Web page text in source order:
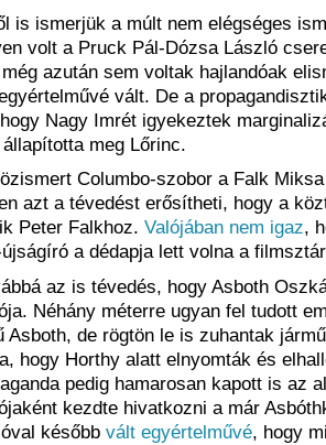
is ismerjük a múlt nem elégséges
volt a Pruck Pál-Dózsa László
azután sem voltak hajlandóak
vált. De a
Nagy Imrét igyekeztek
meg Lőrinc.
Columbo-szobor a Falk
azt a tévedést erősítheti, hogy a
Peter Falkhoz. Valójában nem igaz,
a dédapja lett volna a
az is tévedés, hogy Asboth
Néhány méterre ugyan fel tudott
Asboth, de rögtön le is zuhantak
hogy Horthy alatt elnyomták és
pedig hamarosan kapott is az
kezdte hivatkozni a már
később vált egyértelművé, hogy